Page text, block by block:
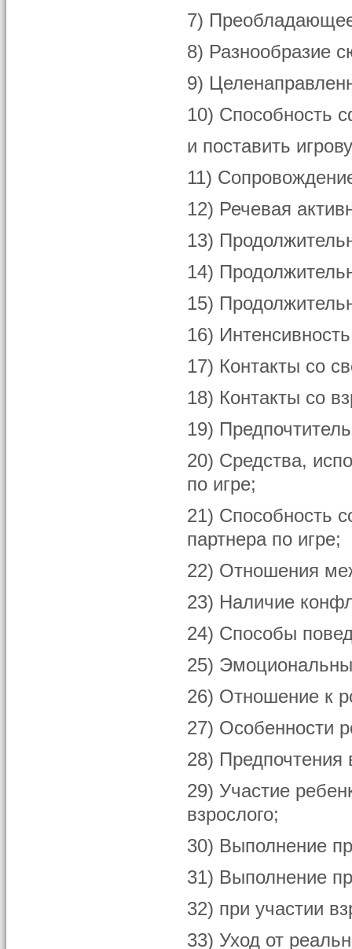
7)
8) Разнообразие
9)
10) Способность
и поставить
11)
12) Речевая
13)
14)
15)
16)
17) Контакты со
18) Контакты со
19)
20) Средства,
по игре;
21) Способность
партнера по игре;
22) Отношения
23) Наличие
24) Способы
25)
26) Отношение к
27) Особенности
28)
29) Участие
взрослого;
30) Выполнение
31) Выполнение
32) при участии
33) Уход от